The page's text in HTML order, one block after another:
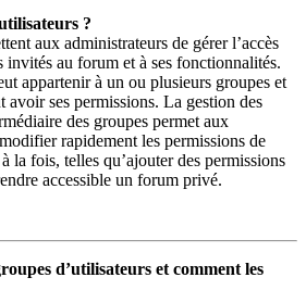
?
aux administrateurs de gérer l’accès
invités au forum et à ses fonctionnalités.
appartenir à un ou plusieurs groupes et
avoir ses permissions. La gestion des
des groupes permet aux
rapidement les permissions de
la fois, telles qu’ajouter des permissions
accessible un forum privé.
d’utilisateurs et comment les